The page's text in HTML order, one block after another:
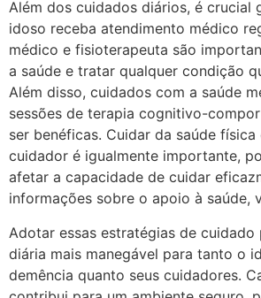
Além dos cuidados diários, é crucial
idoso receba atendimento médico
médico e fisioterapeuta são
a saúde e tratar qualquer condição
Além disso, cuidados com a saúde
sessões de terapia cognitivo-
ser benéficas. Cuidar da saúde física
cuidador é igualmente importante,
afetar a capacidade de cuidar
informações sobre o apoio à saúde,
Adotar essas estratégias de
diária mais manegável para tanto o
demência quanto seus cuidadores.